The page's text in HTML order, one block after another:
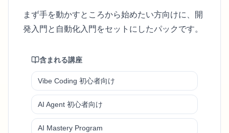
まず手を動かすところから始めたい方向けに、開
発入門と自動化入門をセットにしたパックです。
含まれる講座
Vibe Coding 初心者向け
AI Agent 初心者向け
AI Mastery Program